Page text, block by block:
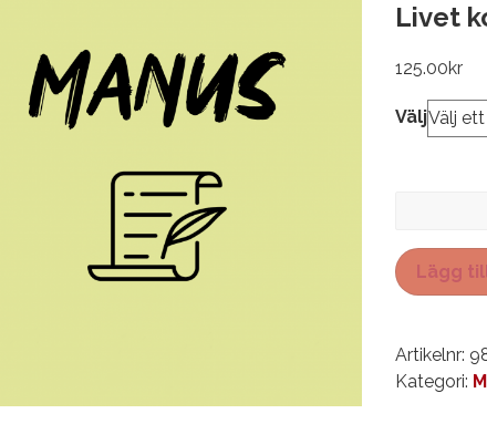
Livet
125.00kr
Välj
så
plötsligt
Lägg
Artikelnr:
Kategori: